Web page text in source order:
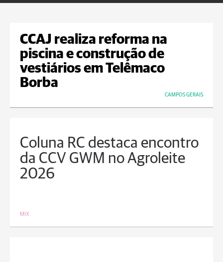
CCAJ realiza reforma na
piscina e construção de
vestiários em Telêmaco
Borba
CAMPOS GERAIS
Coluna RC destaca encontro
da CCV GWM no Agroleite
2026
MIX